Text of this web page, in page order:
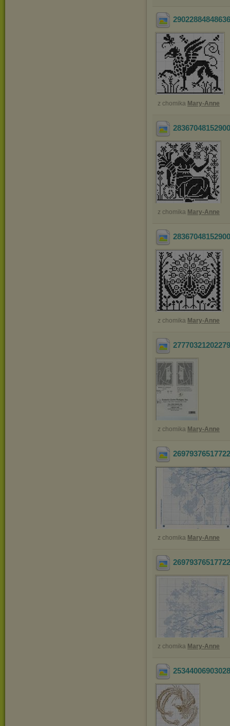
z chomika Mary-Anne
z chomika Mary-Anne
z chomika Mary-Anne
z chomika Mary-Anne
z chomika Mary-Anne
z chomika Mary-Anne